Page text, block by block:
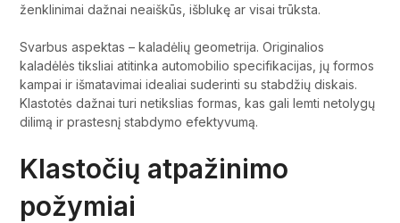
ženklinimai dažnai neaiškūs, išblukę ar visai trūksta.
Svarbus aspektas – kaladėlių geometrija. Originalios
kaladėlės tiksliai atitinka automobilio specifikacijas, jų formos
kampai ir išmatavimai idealiai suderinti su stabdžių diskais.
Klastotės dažnai turi netikslias formas, kas gali lemti netolygų
dilimą ir prastesnį stabdymo efektyvumą.
Klastočių atpažinimo
požymiai